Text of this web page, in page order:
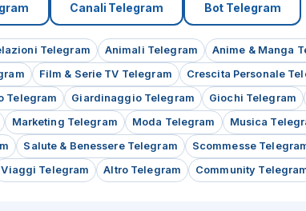
Canali Telegram Bot Telegram
Telegram Animali Telegram Anime & Manga
Film & Serie TV Telegram Crescita Personale
Telegram Giardinaggio Telegram Giochi Telegram
Marketing Telegram Moda Telegram Musica
Salute & Benessere Telegram Scommesse
Viaggi Telegram Altro Telegram Community